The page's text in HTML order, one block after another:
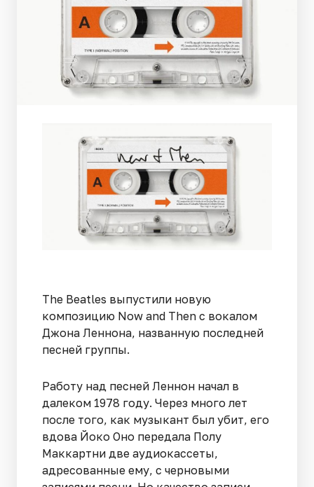
The Beatles выпустили новую
композицию Now and Then с вокалом
Джона Леннона, названную последней
песней группы.
Работу над песней Леннон начал в
далеком 1978 году. Через много лет
после того, как музыкант был убит, его
вдова Йоко Оно передала Полу
Маккартни две аудиокассеты,
адресованные ему, с черновыми